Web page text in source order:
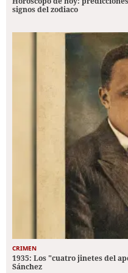
signos del zodiaco
CRIMEN
1935: Los "cuatro jinetes del
Sánchez